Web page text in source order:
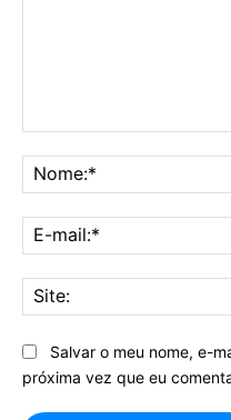
Salvar o meu nome, e-
próxima vez que eu